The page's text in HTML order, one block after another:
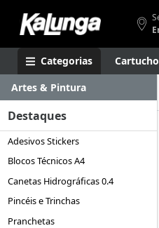
Categorias
Apresentação
Artes & Pintura
Destaques
Adesivos Stickers
Blocos Técnicos A4
Canetas Hidrográficas 0.4
Pincéis e Trinchas
Pranchetas